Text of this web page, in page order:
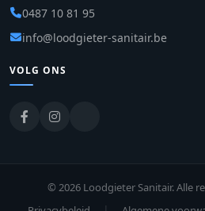
0487 10 81 95
info@loodgieter-sanitair.be
VOLG ONS
© 2026 Loodgieter Sanitair. Alle